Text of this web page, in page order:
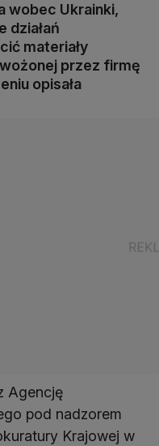
wobec Ukrainki,
działań
materiały
przez firmę
opisała
Agencję
pod nadzorem
Krajowej w